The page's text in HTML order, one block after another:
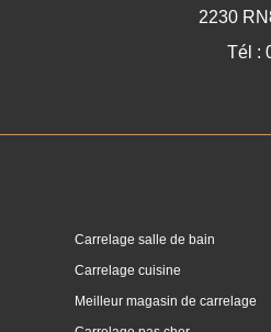
2230
Tél :
Carrelage salle de bain
Carrelage cuisine
Meilleur magasin de carrelage